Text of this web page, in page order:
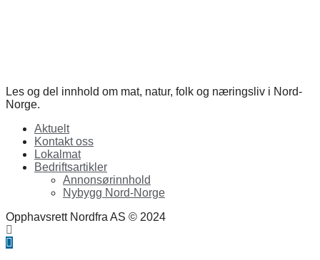
Les og del innhold om mat, natur, folk og næringsliv i Nord-
Norge.
Aktuelt
Kontakt oss
Lokalmat
Bedriftsartikler
Annonsørinnhold
Nybygg Nord-Norge
Opphavsrett Nordfra AS © 2024